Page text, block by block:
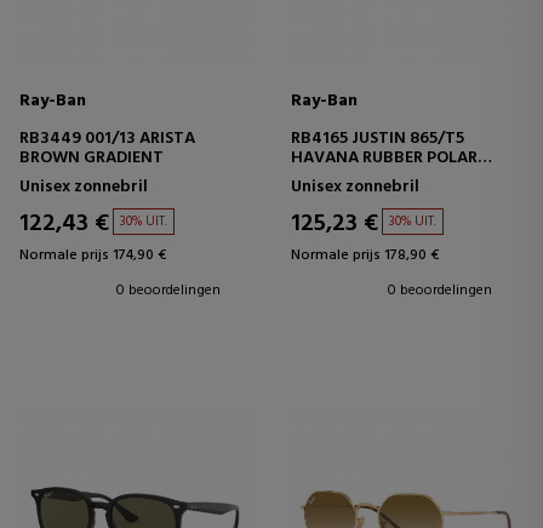
Ray-Ban
RB3449 001/13 ARISTA
BROWN GRADIENT
Unisex zonnebril
122,43 € 30% UIT.
Normale prijs 174,90 €
0 beoordelingen
Ray-Ban
RB4165 JUSTIN 865/T5
HAVANA RUBBER POLAR
BROWN GRADIENT
Unisex zonnebril
125,23 € 30% UIT.
Normale prijs 178,90 €
0 beoordelingen